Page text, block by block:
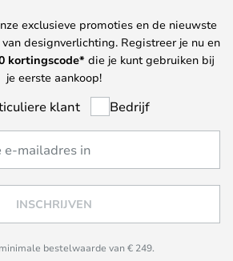
exclusieve promoties en de nieuwste
designverlichting. Registreer je nu en
kortingscode* die je kunt gebruiken bij
je eerste aankoop!
klant Bedrijf
INSCHRIJVEN
bestelwaarde van € 249.